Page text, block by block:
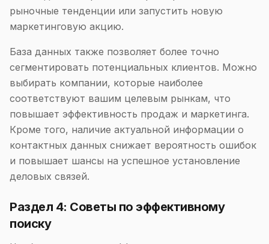
рыночные тенденции или запустить новую
маркетинговую акцию.
База данных также позволяет более точно
сегментировать потенциальных клиентов. Можно
выбирать компании, которые наиболее
соответствуют вашим целевым рынкам, что
повышает эффективность продаж и маркетинга.
Кроме того, наличие актуальной информации о
контактных данных снижает вероятность ошибок
и повышает шансы на успешное установление
деловых связей.
Раздел 4: Советы по эффективному
поиску